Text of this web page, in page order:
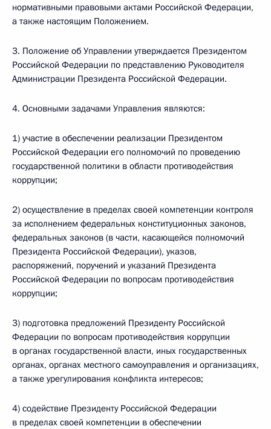
нормативными правовыми актами Российской Федерации,
а также настоящим Положением.
3. Положение об Управлении утверждается Президентом
Российской Федерации по представлению Руководителя
Администрации Президента Российской Федерации.
4. Основными задачами Управления являются:
1) участие в обеспечении реализации Президентом
Российской Федерации его полномочий по проведению
государственной политики в области противодействия
коррупции;
2) осуществление в пределах своей компетенции контроля
за исполнением федеральных конституционных законов,
федеральных законов (в части, касающейся полномочий
Президента Российской Федерации), указов,
распоряжений, поручений и указаний Президента
Российской Федерации по вопросам противодействия
коррупции;
3) подготовка предложений Президенту Российской
Федерации по вопросам противодействия коррупции
в органах государственной власти, иных государственных
органах, органах местного самоуправления и организациях,
а также урегулирования конфликта интересов;
4) содействие Президенту Российской Федерации
в пределах своей компетенции в обеспечении